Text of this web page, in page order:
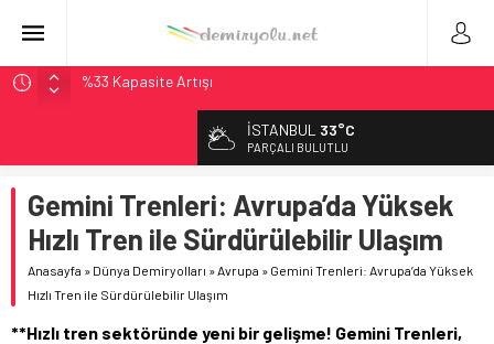
Çekya ETCS’de Erken Teslim Ama Ulusal Hedef 730 km’ye
České dráhy 101 Yaşındaki Buharlıyı Šumava Seferlerine
Brescia 426 Milyon Euro’luk Tramvay İnşaatına Başladı
Northern Railway Doğruladı: 308 Bin Rupiye Özel Vagonda
Puja
Madrid Atocha’da 56 Milyon Euro’luk Yenileme: Sol Tüneli
%33 Kapasite Artışı
İSTANBUL 33°C
PARÇALI BULUTLU
Gemini Trenleri: Avrupa’da Yüksek
Hızlı Tren ile Sürdürülebilir Ulaşım
Anasayfa » Dünya Demiryolları »Avrupa » Gemini Trenleri: Avrupa’da Yüksek
Hızlı Tren ile Sürdürülebilir Ulaşım
**Hızlı tren sektöründe yeni bir gelişme! Gemini Trenleri,